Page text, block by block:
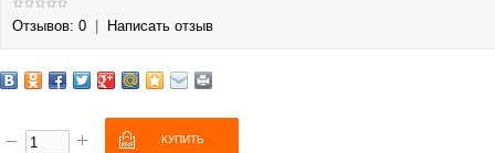
Отзывов: 0 Написать отзыв